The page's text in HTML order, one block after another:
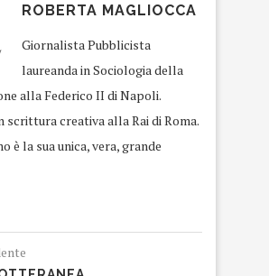
ROBERTA MAGLIOCCA
Giornalista Pubblicista
laureanda in Sociologia della
alla Federico II di Napoli.
scrittura creativa alla Rai di Roma.
è la sua unica, vera, grande